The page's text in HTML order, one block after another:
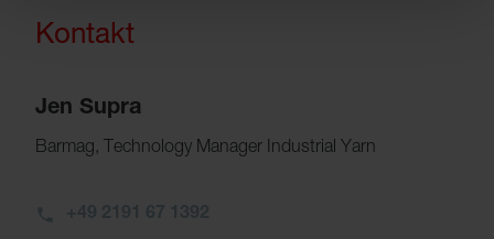
Kontakt
Jen Supra
Barmag, Technology Manager Industrial Yarn